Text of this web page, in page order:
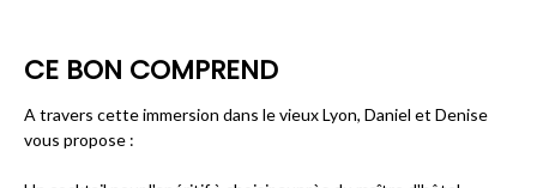
CE BON COMPREND
A travers cette immersion dans le vieux Lyon, Daniel et Denise
vous propose :